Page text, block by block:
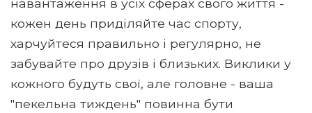
навантаження в усіх сферах свого життя -
кожен день приділяйте час спорту,
харчуйтеся правильно і регулярно, не
забувайте про друзів і близьких. Виклики у
кожного будуть свої, але головне - ваша
"пекельна тиждень" повинна бути